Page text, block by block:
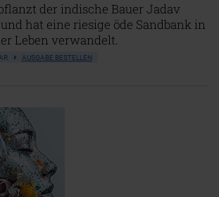
der indische Bauer Jadav
hat eine riesige öde Sandbank in
Leben verwandelt.
AUSGABE BESTELLEN